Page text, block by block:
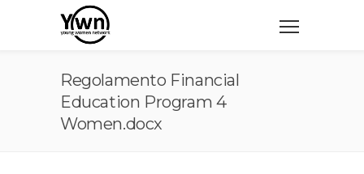
Regolamento Financial
Education Program 4
Women.docx